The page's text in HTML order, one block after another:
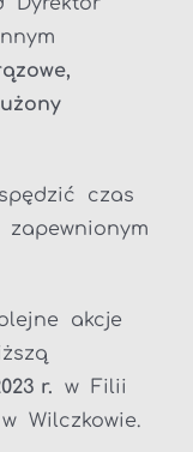
czas
akcje
r. w Filii
Wilczkowie.